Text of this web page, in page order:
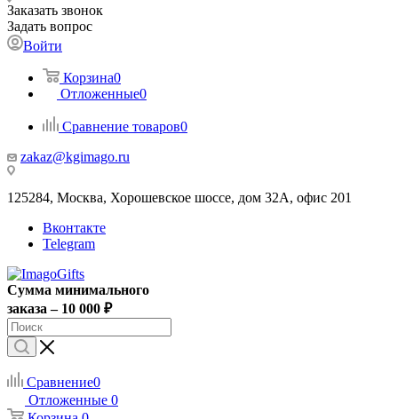
Заказать звонок
Задать вопрос
Войти
Корзина0
Отложенные0
Сравнение товаров0
zakaz@kgimago.ru
125284, Москва, Хорошевское шоссе, дом 32А, офис 201
Вконтакте
Telegram
Сумма минимального
заказа – 10 000 ₽
Сравнение0
Отложенные 0